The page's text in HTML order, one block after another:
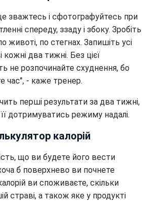
зважтесь і сфотографуйтесь при
спереду, ззаду і збоку. Зробіть
животі, по стегнах. Запишіть усі
кожні два тижні. Без цієї
не розпочинайте схуднення, бо
час", - каже тренер.
перші результати за два тижні,
дотримуватись режиму надалі.
калорій
що ви будете його вести
б поверхнево ви почнете
ви споживаєте, скільки
страві, а також яке у продукті